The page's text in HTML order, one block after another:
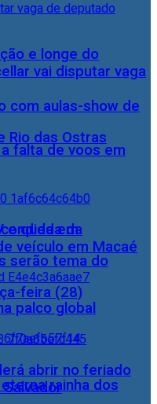
com aulas-show de
Rio das Ostras
e queda da
serão tema do
feira (28)
rainha dos
e longe do
vai disputar vaga
falta de voos em
em
veículo em Macaé
palco global
abrir no feriado